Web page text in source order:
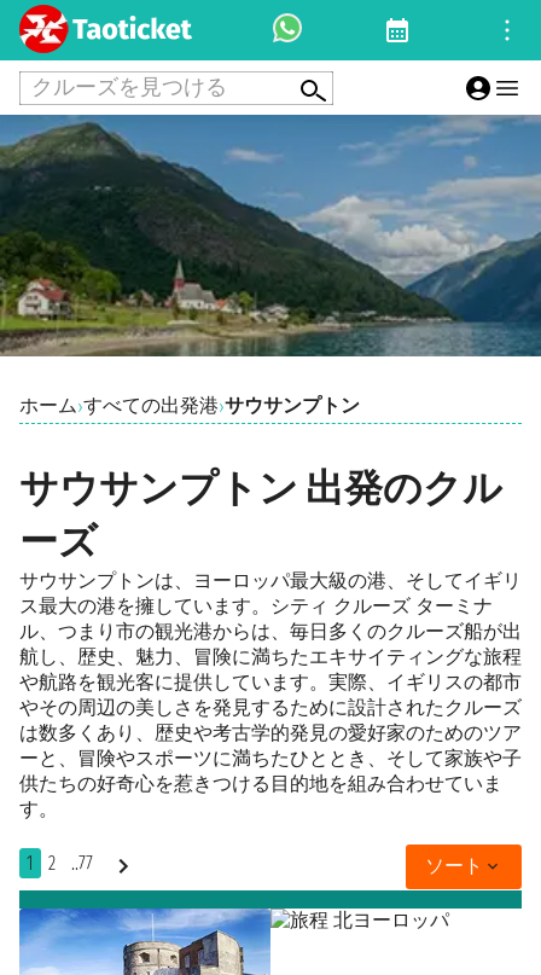
クルーズを見つける
ホーム›すべての出発港›サウサンプトン
サウサンプトン 出発のクル
ーズ
サウサンプトンは、ヨーロッパ最大級の港、そしてイギリ
ス最大の港を擁しています。シティ クルーズ ターミナ
ル、つまり市の観光港からは、毎日多くのクルーズ船が出
航し、歴史、魅力、冒険に満ちたエキサイティングな旅程
や航路を観光客に提供しています。実際、イギリスの都市
やその周辺の美しさを発見するために設計されたクルーズ
は数多くあり、歴史や考古学的発見の愛好家のためのツア
ーと、冒険やスポーツに満ちたひととき、そして家族や子
供たちの好奇心を惹きつける目的地を組み合わせていま
す。
1 2 ..77 ソート